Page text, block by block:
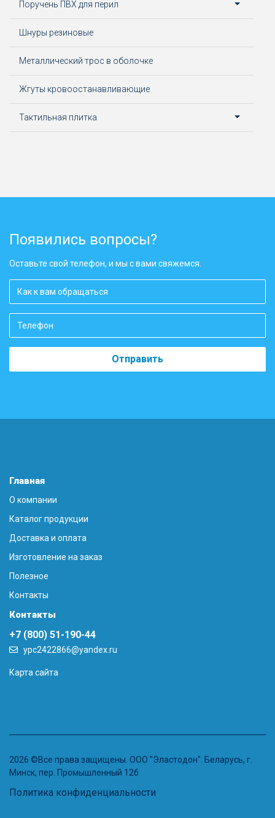
Поручень ПВХ для перил
Шнуры резиновые
Металлический трос в оболочке
Жгуты кровоостанавливающие
Тактильная плитка
Появились вопросы?
Оставьте свой телефон, и мы с вами свяжемся.
Отправить
Главная
О компании
Каталог продукции
Доставка и оплата
Изготовление на заказ
Полезное
Контакты
Контакты
+7 (800) 51-190-44
ypc2422866@yandex.ru
Карта сайта
2026 ©Все права защищены. ООО "Эластодон". Беларусь, г.
Минск, пер. Промышленный 12б
Политика конфиденциальности